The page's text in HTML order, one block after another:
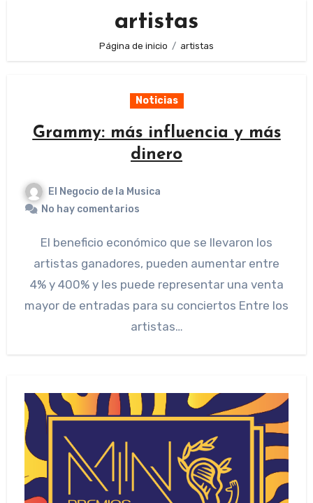
artistas
Página de inicio artistas
Noticias
Grammy: más influencia y más
dinero
El Negocio de la Musica
No hay comentarios
El beneficio económico que se llevaron los
artistas ganadores, pueden aumentar entre
4% y 400% y les puede representar una venta
mayor de entradas para su conciertos Entre los
artistas…